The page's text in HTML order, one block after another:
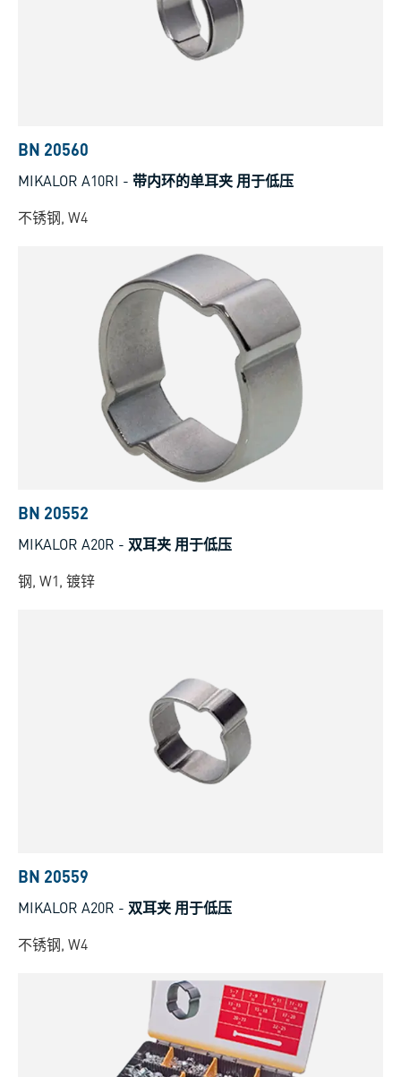
BN 20560
MIKALOR A10RI - 带内环的单耳夹 用于低压
不锈钢, W4
BN 20552
MIKALOR A20R - 双耳夹 用于低压
钢, W1, 镀锌
BN 20559
MIKALOR A20R - 双耳夹 用于低压
不锈钢, W4